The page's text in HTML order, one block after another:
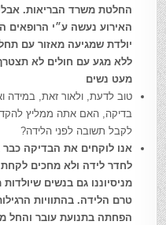
החלטת משרד הבריאות.
האירוע נעשה ע״י הרופאים
יולדת שמגיעה מאזור עם
ללא מגע עם חולים לא
מעט נשים
טוב לדעת, ולאור זאת, במידה
בדיקה, האם אתה ממליץ
לקבל תשובה לפני הלידה?
אנו לוקחים את הבדיקה כבר
לחדר לידה ולא מחכים
מניסיוננו גם בנשים
טרם הלידה. בהתוויות